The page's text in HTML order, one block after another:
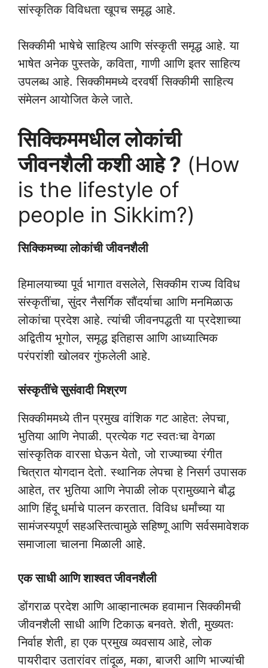
सांस्कृतिक विविधता खूपच समृद्ध आहे.
सिक्कीमी भाषेचे साहित्य आणि संस्कृती समृद्ध आहे. या
भाषेत अनेक पुस्तके, कविता, गाणी आणि इतर साहित्य
उपलब्ध आहे. सिक्कीममध्ये दरवर्षी सिक्कीमी साहित्य
संमेलन आयोजित केले जाते.
सिक्किममधील लोकांची
जीवनशैली कशी आहे ? (How
is the lifestyle of
people in Sikkim?)
सिक्किमच्यालोकांचीजीवनशैली
हिमालयाच्या पूर्व भागात वसलेले, सिक्कीम राज्य विविध
संस्कृतींचा, सुंदर नैसर्गिक सौंदर्याचा आणि मनमिळाऊ
लोकांचा प्रदेश आहे. त्यांची जीवनपद्धती या प्रदेशाच्या
अद्वितीय भूगोल, समृद्ध इतिहास आणि आध्यात्मिक
परंपरांशी खोलवर गुंफलेली आहे.
संस्कृतींचे सुसंवादी मिश्रण
सिक्कीममध्ये तीन प्रमुख वांशिक गट आहेत: लेपचा,
भुतिया आणि नेपाळी. प्रत्येक गट स्वतःचा वेगळा
सांस्कृतिक वारसा घेऊन येतो, जो राज्याच्या रंगीत
चित्रात योगदान देतो. स्थानिक लेपचा हे निसर्ग उपासक
आहेत, तर भुतिया आणि नेपाळी लोक प्रामुख्याने बौद्ध
आणि हिंदू धर्माचे पालन करतात. विविध धर्मांच्या या
सामंजस्यपूर्ण सहअस्तित्वामुळे सहिष्णू आणि सर्वसमावेशक
समाजाला चालना मिळाली आहे.
एक साधी आणि शाश्वत जीवनशैली
डोंगराळ प्रदेश आणि आव्हानात्मक हवामान सिक्कीमची
जीवनशैली साधी आणि टिकाऊ बनवते. शेती, मुख्यतः
निर्वाह शेती, हा एक प्रमुख व्यवसाय आहे, लोक
पायरीदार उतारांवर तांदूळ, मका, बाजरी आणि भाज्यांची